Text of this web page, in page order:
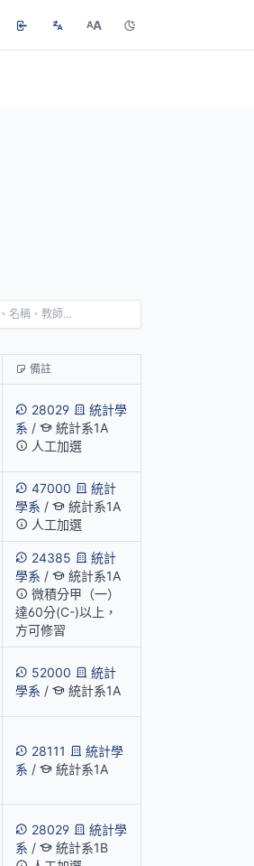
AA
備註
28029
統計學
系 /
統計系1A
人工加選
47000
統計
學系 /
統計系1A
人工加選
24385
統計
學系 /
統計系1A
微積分甲（一）
達60分(C-)以上，
方可修習
52000
統計
學系 / 統計系1A
28111
統計學
系 / 統計系1A
28029
統計學
系 /
統計系1B